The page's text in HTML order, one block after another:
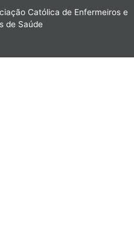
Católica de Enfermeiros e
de Saúde